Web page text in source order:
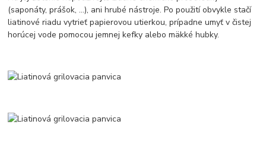
(saponáty, prášok, ...), ani hrubé nástroje. Po použití obvykle stačí
liatinové riadu vytrieť papierovou utierkou, prípadne umyť v čistej
horúcej vode pomocou jemnej kefky alebo mäkké hubky.